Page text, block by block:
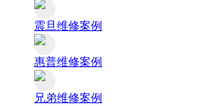
震旦维修案例
惠普维修案例
兄弟维修案例